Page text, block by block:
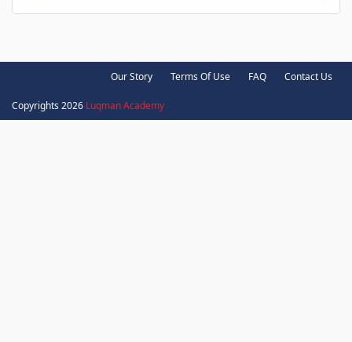
Our Story Terms Of Use FAQ Contact Us
Copyrights 2026 Luqman Academy